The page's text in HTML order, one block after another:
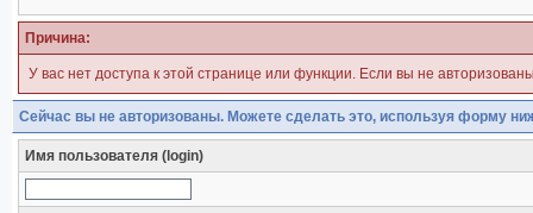
Причина:
У вас нет доступа к этой странице или функции. Если вы не
Сейчас вы не авторизованы. Можете сделать это, используя форму
Имя пользователя (login)